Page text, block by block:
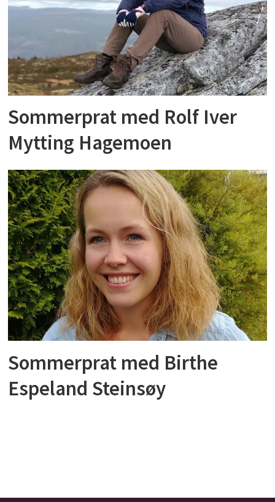
Sommerprat med Rolf Iver
Mytting Hagemoen
Sommerprat med Birthe
Espeland Steinsøy